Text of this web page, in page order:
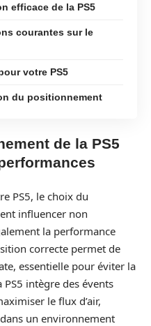
efficace de la PS5
courantes sur le
votre PS5
du positionnement
de la PS5
PS5, le choix du
influencer non
la performance
correcte permet de
essentielle pour éviter la
intègre des évents
le flux d’air,
un environnement